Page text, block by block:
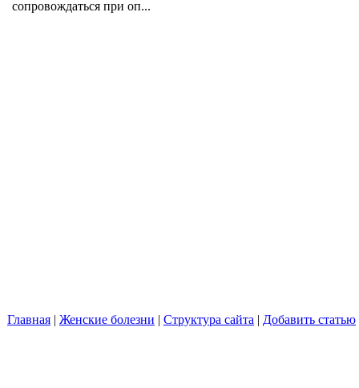
сопровождаться при оп...
Главная | Женские болезни | Структура сайта | Добавить статью